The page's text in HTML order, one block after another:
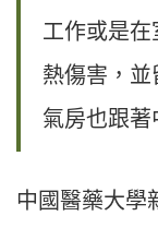
工作或是
熱傷害，
氣房也跟著
中國醫藥大學